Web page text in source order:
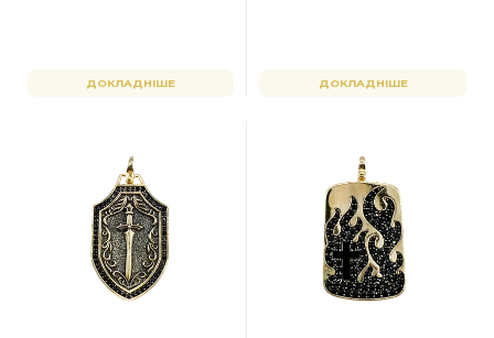
ДОКЛАДНІШЕ ДОКЛАДНІШЕ